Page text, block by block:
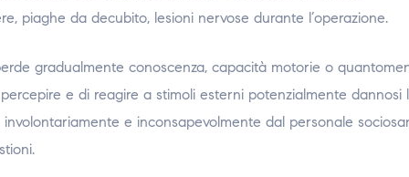
piaghe da decubito, lesioni nervose durante l’operazione.
gradualmente conoscenza, capacità motorie o
e di reagire a stimoli esterni potenzialmente dannosi
e inconsapevolmente dal personale